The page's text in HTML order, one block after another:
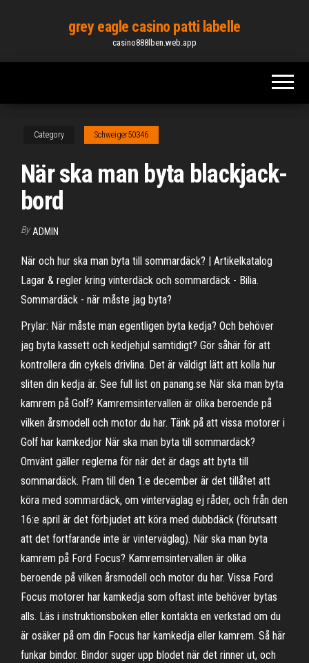
content
grey eagle casino patti labelle
casino888lben.web.app
Category Schweiger50346
När ska man byta blackjack-
bord
By ADMIN
När och hur ska man byta till sommardäck? | Artikelkatalog
Lagar & regler kring vinterdäck och sommardäck - Bilia.
Sommardäck - när måste jag byta?
Prylar: När måste man egentligen byta kedja? Och behöver
jag byta kassett och kedjehjul samtidigt? Gör såhär för att
kontrollera din cykels drivlina. Det är väldigt lätt att kolla hur
sliten din kedja är. See full list on panang.se När ska man byta
kamrem på Golf? Kamremsintervallen är olika beroende på
vilken årsmodell och motor du har. Tänk på att vissa motorer i
Golf har kamkedjor När ska man byta till sommardäck?
Omvänt gäller reglerna för när det är dags att byta till
sommardäck. Fram till den 1:e december är det tillåtet att
köra med sommardäck, om vinterväglag ej råder, och från den
16:e april är det förbjudet att köra med dubbdäck (förutsatt
att det fortfarande inte är vinterväglag). När ska man byta
kamrem på Ford Focus? Kamremsintervallen är olika
beroende på vilken årsmodell och motor du har. Vissa Ford
Focus motorer har kamkedja som oftast inte behöver bytas
alls. Läs i instruktionsboken eller kontakta en verkstad om du
är osäker på om din Focus har kamkedja eller kamrem. Så här
funkar bindor. Bindor suger upp blodet när det rinner ut, och